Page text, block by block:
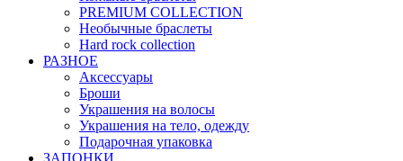
PREMIUM COLLECTION
Необычные браслеты
Hard rock collection
РАЗНОЕ
Аксессуары
Броши
Украшения на волосы
Украшения на тело, одежду
Подарочная упаковка
ЗАПОНКИ